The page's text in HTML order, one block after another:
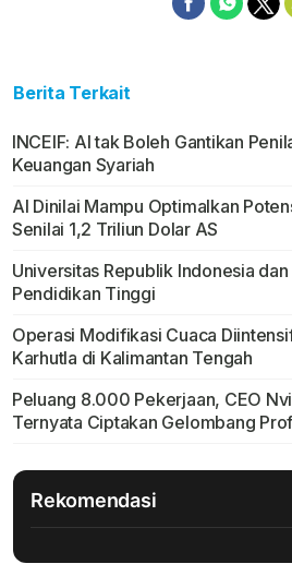
Berita Terkait
INCEIF: AI tak Boleh Gantikan
Keuangan Syariah
AI Dinilai Mampu Optimalkan
Senilai 1,2 Triliun Dolar AS
Universitas Republik Indonesia
Pendidikan Tinggi
Operasi Modifikasi Cuaca
Karhutla di Kalimantan Tengah
Peluang 8.000 Pekerjaan, CEO
Ternyata Ciptakan Gelombang
Rekomendasi